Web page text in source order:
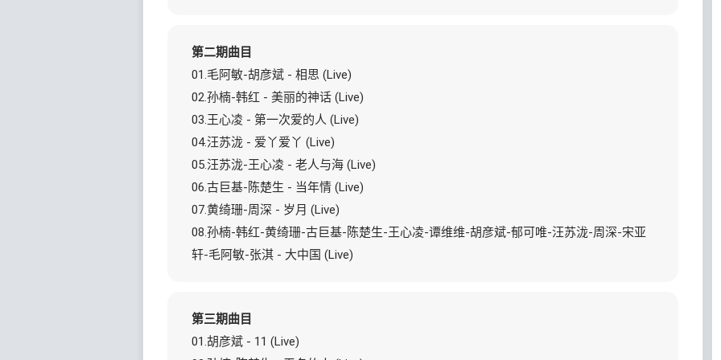
第二期曲目
01.毛阿敏-胡彦斌 - 相思 (Live)
02.孙楠-韩红 - 美丽的神话 (Live)
03.王心凌 - 第一次爱的人 (Live)
04.汪苏泷 - 爱丫爱丫 (Live)
05.汪苏泷-王心凌 - 老人与海 (Live)
06.古巨基-陈楚生 - 当年情 (Live)
07.黄绮珊-周深 - 岁月 (Live)
08.孙楠-韩红-黄绮珊-古巨基-陈楚生-王心凌-谭维维-胡彦斌-郁可唯-汪苏泷-周深-宋亚
轩-毛阿敏-张淇 - 大中国 (Live)
第三期曲目
01.胡彦斌 - 11 (Live)